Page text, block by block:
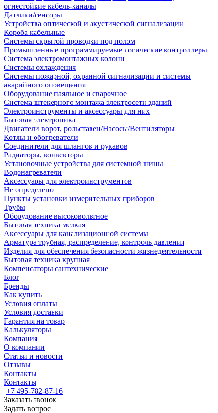
огнестойкие кабель-каналы
Датчики/сенсоры
Устройства оптической и акустической сигнализации
Короба кабельные
Системы скрытой проводки под полом
Промышленные программируемые логические контроллеры
Система электромонтажных колонн
Системы охлаждения
Системы пожарной, охранной сигнализации и системы
аварийного оповещения
Оборудование паяльное и сварочное
Система штекерного монтажа электросети зданий
Электроинструменты и аксессуары для них
Бытовая электроника
Двигатели ворот, рольставен/Насосы/Вентиляторы
Котлы и обогреватели
Соединители для шлангов и рукавов
Радиаторы, конвекторы
Установочные устройства для системной шины
Водонагреватели
Аксессуары для электроинструментов
Не определено
Пункты установки измерительных приборов
Трубы
Оборудование высоковольтное
Бытовая техника мелкая
Аксессуары для канализационной системы
Арматура трубная, распределение, контроль давления
Изделия для обеспечения безопасности жизнедеятельности
Бытовая техника крупная
Компенсаторы сантехнические
Блог
Бренды
Как купить
Условия оплаты
Условия доставки
Гарантия на товар
Калькуляторы
Компания
О компании
Статьи и новости
Отзывы
Контакты
Контакты
+7 495-782-87-16
Заказать звонок
Задать вопрос